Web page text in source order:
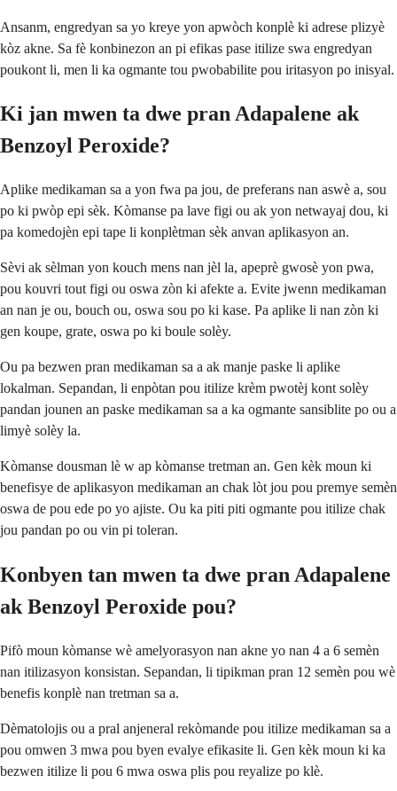
Ansanm, engredyan sa yo kreye yon apwòch konplè ki adrese plizyè
kòz akne. Sa fè konbinezon an pi efikas pase itilize swa engredyan
poukont li, men li ka ogmante tou pwobabilite pou iritasyon po inisyal.
Ki jan mwen ta dwe pran Adapalene ak
Benzoyl Peroxide?
Aplike medikaman sa a yon fwa pa jou, de preferans nan aswè a, sou
po ki pwòp epi sèk. Kòmanse pa lave figi ou ak yon netwayaj dou, ki
pa komedojèn epi tape li konplètman sèk anvan aplikasyon an.
Sèvi ak sèlman yon kouch mens nan jèl la, apeprè gwosè yon pwa,
pou kouvri tout figi ou oswa zòn ki afekte a. Evite jwenn medikaman
an nan je ou, bouch ou, oswa sou po ki kase. Pa aplike li nan zòn ki
gen koupe, grate, oswa po ki boule solèy.
Ou pa bezwen pran medikaman sa a ak manje paske li aplike
lokalman. Sepandan, li enpòtan pou itilize krèm pwotèj kont solèy
pandan jounen an paske medikaman sa a ka ogmante sansiblite po ou a
limyè solèy la.
Kòmanse dousman lè w ap kòmanse tretman an. Gen kèk moun ki
benefisye de aplikasyon medikaman an chak lòt jou pou premye semèn
oswa de pou ede po yo ajiste. Ou ka piti piti ogmante pou itilize chak
jou pandan po ou vin pi toleran.
Konbyen tan mwen ta dwe pran Adapalene
ak Benzoyl Peroxide pou?
Pifò moun kòmanse wè amelyorasyon nan akne yo nan 4 a 6 semèn
nan itilizasyon konsistan. Sepandan, li tipikman pran 12 semèn pou wè
benefis konplè nan tretman sa a.
Dèmatolojis ou a pral anjeneral rekòmande pou itilize medikaman sa a
pou omwen 3 mwa pou byen evalye efikasite li. Gen kèk moun ki ka
bezwen itilize li pou 6 mwa oswa plis pou reyalize po klè.